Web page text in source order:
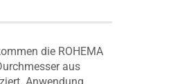
die ROHEMA
aus